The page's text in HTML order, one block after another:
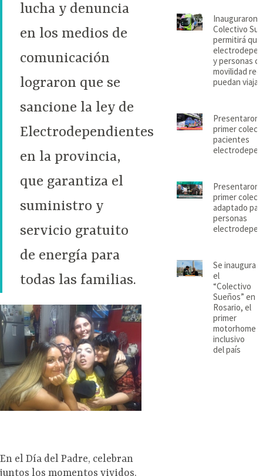
lucha y denuncia
en los medios de
comunicación
lograron que se
sancione la ley de
Electrodependientes
en la provincia,
que garantiza el
suministro y
servicio gratuito
de energía para
todas las familias.
En el Día del Padre, celebran
juntos los momentos vividos.
Inauguraron
Colectivo
permitirá que
y personas
movilidad
puedan viajar
Presentaron
primer
pacientes
Presentaron
primer
adaptado
personas
Se inaugura
el
“Colectivo
Sueños” en
Rosario, el
primer
motorhome
inclusivo
del país